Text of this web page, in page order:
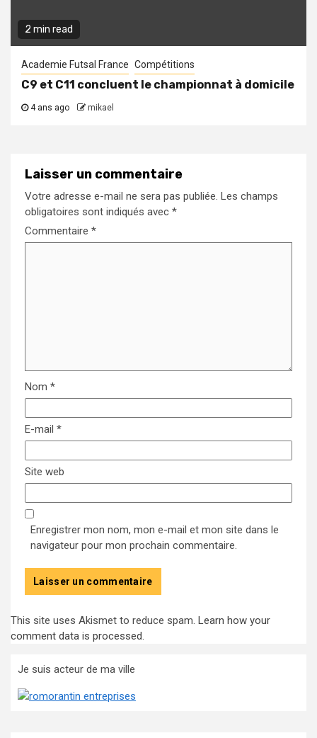
2 min read
Academie Futsal France Compétitions
C9 et C11 concluent le championnat à domicile
4 ans ago mikael
Laisser un commentaire
Votre adresse e-mail ne sera pas publiée. Les champs
obligatoires sont indiqués avec *
Commentaire *
Nom *
E-mail *
Site web
Enregistrer mon nom, mon e-mail et mon site dans le
navigateur pour mon prochain commentaire.
This site uses Akismet to reduce spam. Learn how your
comment data is processed.
Je suis acteur de ma ville